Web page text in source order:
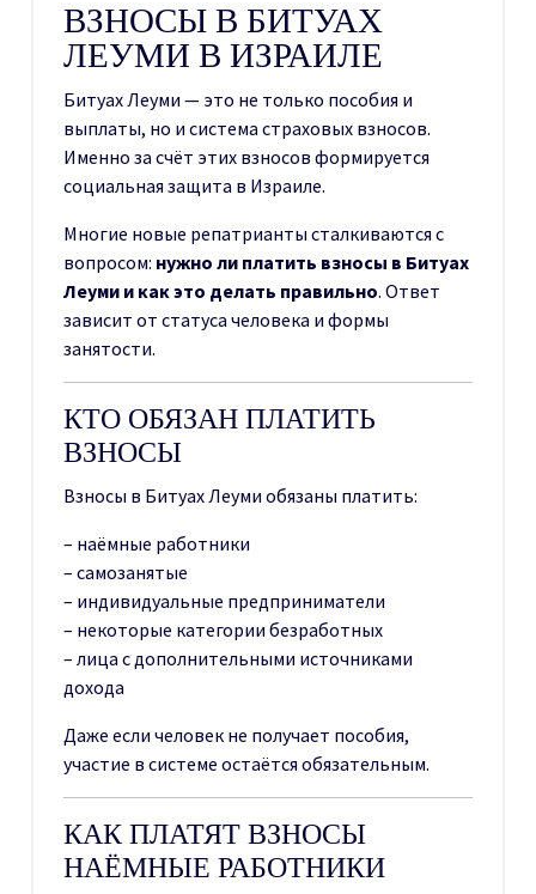
ВЗНОСЫ В БИТУАХ
ЛЕУМИ В ИЗРАИЛЕ
Битуах Леуми — это не только пособия и
выплаты, но и система страховых взносов.
Именно за счёт этих взносов формируется
социальная защита в Израиле.
Многие новые репатрианты сталкиваются с
вопросом: нужно ли платить взносы в Битуах
Леуми и как это делать правильно. Ответ
зависит от статуса человека и формы
занятости.
КТО ОБЯЗАН ПЛАТИТЬ
ВЗНОСЫ
Взносы в Битуах Леуми обязаны платить:
– наёмные работники
– самозанятые
– индивидуальные предприниматели
– некоторые категории безработных
– лица с дополнительными источниками
дохода
Даже если человек не получает пособия,
участие в системе остаётся обязательным.
КАК ПЛАТЯТ ВЗНОСЫ
НАЁМНЫЕ РАБОТНИКИ